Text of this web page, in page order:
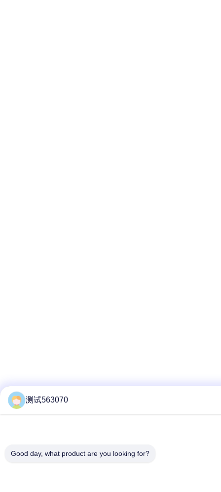
测试563070
Good day, what product are you looking for?